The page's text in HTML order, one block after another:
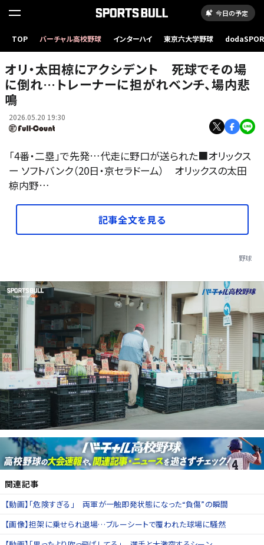
今日の予定
TOP バーチャル高校野球 インターハイ 東京六大学野球
死球を受けたオリックス・太田椋【写真：栗木一考】
オリ・太田椋にアクシデント 死球でその場
に倒れ…トレーナーに担がれベンチ、場内悲
鳴
2026.05.20 19:30
「4番・二塁」で先発…代走に野口が送られた■オリックス
ー ソフトバンク（20日・京セラドーム） オリックスの太田
椋内野…
記事全文を見る
野球
関連記事
【動画】「危険すぎる」 両軍が一触即発状態になった“負傷”の瞬間
【画像】担架に乗せられ退場…ブルーシートで覆われた球場に騒然